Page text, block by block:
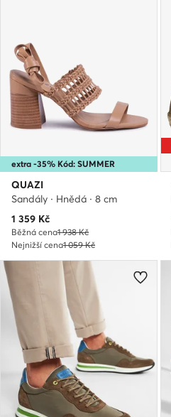
extra -35% Kód: SUMMER
QUAZI
Sandály · Hnědá · 8 cm
Aktuální cena
1 359 Kč
Běžná cena1 938 Kč
Nejnižší cena1 059 Kč